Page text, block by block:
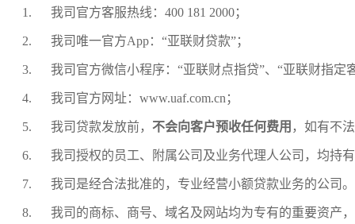
1. 我司 官方客服热线： 400 181 2000；
2. 我司唯一官方App：“亚联财贷款”；
3. 我司官方微信小程序：“亚联财点指贷”、“亚联财指定
4. 我司官方网址： www.uaf.com.cn ；
5. 我司贷款发放前， 不会向客户预收任何费用 ，如有不
6. 我司授权的员工、附属公司及业务代理人公司，均持
7. 我司是经合法批准的，专业经营小额贷款业务的公司
8.
我司的商标、商号、域名及网站均为专有的重要资产